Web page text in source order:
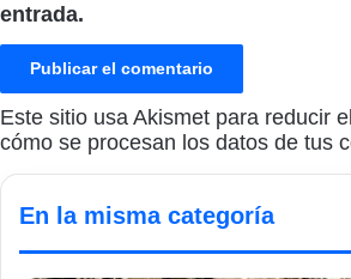
entrada.
Este sitio usa Akismet para reducir
cómo se procesan los datos de tus
En la misma categoría